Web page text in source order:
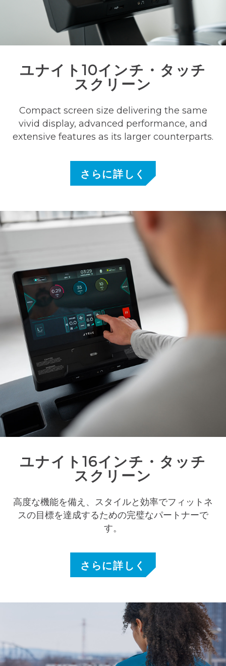
ユナイト10インチ・タッチ
スクリーン
Compact screen size delivering the same
vivid display, advanced performance, and
extensive features as its larger counterparts.
さらに詳しく
ユナイト16インチ・タッチ
スクリーン
高度な機能を備え、スタイルと効率でフィットネ
スの目標を達成するための完璧なパートナーで
す。
さらに詳しく